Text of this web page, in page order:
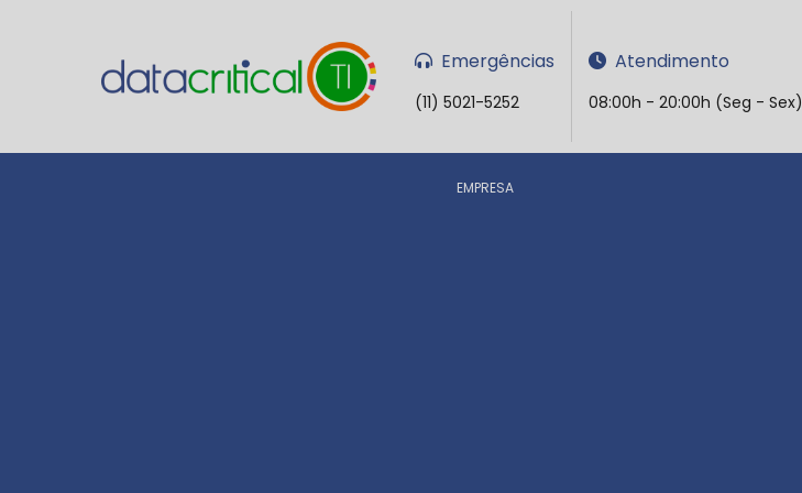
Emergências
(11) 5021-5252
Atendimento
08:00h - 20:00h (Seg - Sex)
EMPRESA